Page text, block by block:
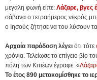
μεγάλη φωνή είπε: Λάζαρε, βγες
σάβανα ο τετραήμερος νεκρός
ο Ιησούς ζήτησε να του λύσουν
Αρχαία παράδοση λέγει ότι τότε
χρόνια. Τελείωσε το επίγειο βίο
πόλη των Κιτιέων έγραφε: «
Το έτος 890 μετακομίσθηκε το